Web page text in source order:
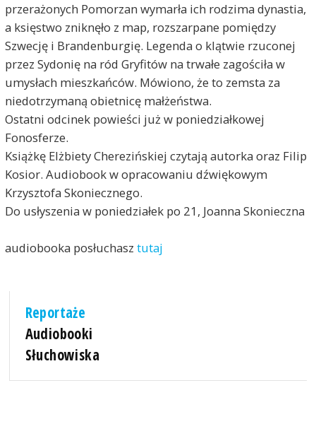
przerażonych Pomorzan wymarła ich rodzima dynastia,
a księstwo zniknęło z map, rozszarpane pomiędzy
Szwecję i Brandenburgię. Legenda o klątwie rzuconej
przez Sydonię na ród Gryfitów na trwałe zagościła w
umysłach mieszkańców. Mówiono, że to zemsta za
niedotrzymaną obietnicę małżeństwa.
Ostatni odcinek powieści już w poniedziałkowej
Fonosferze.
Książkę Elżbiety Cherezińskiej czytają autorka oraz Filip
Kosior. Audiobook w opracowaniu dźwiękowym
Krzysztofa Skoniecznego.
Do usłyszenia w poniedziałek po 21, Joanna Skonieczna
audiobooka posłuchasz tutaj
Reportaże
Audiobooki
Słuchowiska